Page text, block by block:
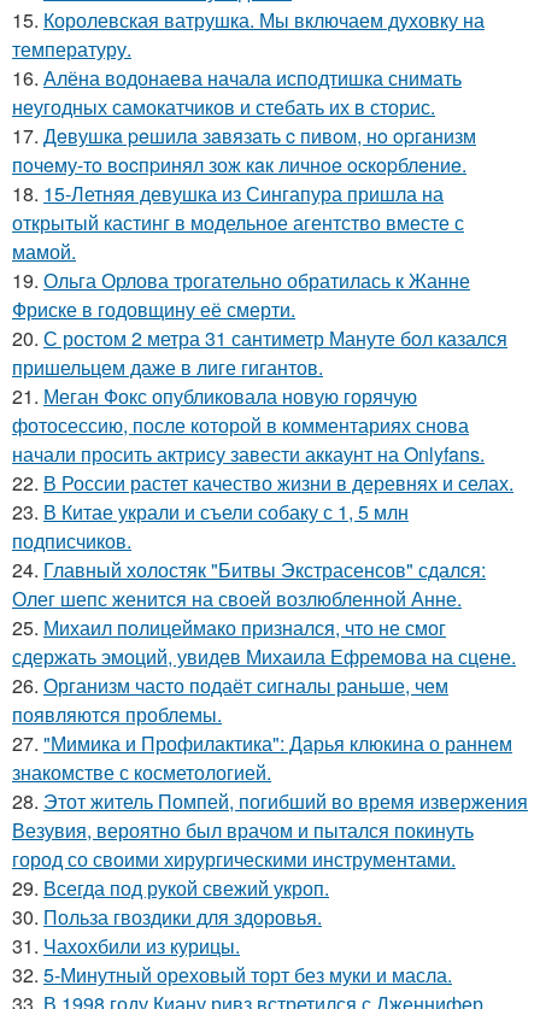
15. Королевская ватрушка. Мы включаем духовку на
температуру.
16. Алёна водонаева начала исподтишка снимать
неугодных самокатчиков и стебать их в сторис.
17. Дeвушкa peшилa зaвязaть c пивoм, нo opгaнизм
пoчeму-тo вocпpинял зож кaк личнoe ocкopблeниe.
18. 15-Летняя девушка из Сингапура пришла на
открытый кастинг в модельное агентство вместе с
мамой.
19. Ольга Орлова трогательно обратилась к Жанне
Фриске в годовщину её смерти.
20. С ростом 2 метра 31 сантиметр Мануте бол казался
пришельцем даже в лиге гигантов.
21. Меган Фокс опубликовала новую горячую
фотосессию, после которой в комментариях снова
начали просить актрису завести аккаунт на Onlyfans.
22. В России растет качество жизни в деревнях и селах.
23. В Китае украли и съели собаку с 1, 5 млн
подписчиков.
24. Главный холостяк "Битвы Экстрасенсов" сдался:
Олег шепс женится на своей возлюбленной Анне.
25. Михаил полицеймако признался, что не смог
сдержать эмоций, увидев Михаила Ефремова на сцене.
26. Организм часто подаёт сигналы раньше, чем
появляются проблемы.
27. "Мимика и Профилактика": Дарья клюкина о раннем
знакомстве с косметологией.
28. Этот житель Помпей, погибший во время извержения
Везувия, вероятно был врачом и пытался покинуть
город со своими хирургическими инструментами.
29. Всегда под рукой свежий укроп.
30. Польза гвоздики для здоровья.
31. Чахохбили из курицы.
32. 5-Минутный ореховый торт без муки и масла.